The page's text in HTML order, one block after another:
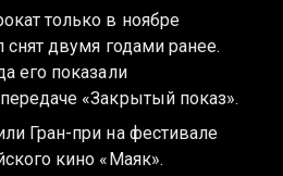
только в ноябре
снят двумя годами ранее.
его показали
«Закрытый показ».
Гран-при на фестивале
кино «Маяк».